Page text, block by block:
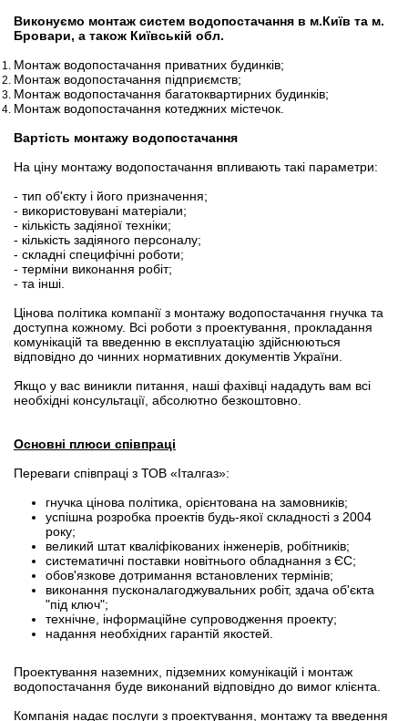
Виконуємо монтаж систем водопостачання в м.Київ та м.
Бровари, а також Київській обл.
Монтаж водопостачання приватних будинків;
Монтаж водопостачання підприємств;
Монтаж водопостачання багатоквартирних будинків;
Монтаж водопостачання котеджних містечок.
Вартість монтажу водопостачання
На ціну монтажу водопостачання впливають такі параметри:
- тип об'єкту і його призначення;
- використовувані матеріали;
- кількість задіяної техніки;
- кількість задіяного персоналу;
- складні специфічні роботи;
- терміни виконання робіт;
- та інші.
Цінова політика компанії з монтажу водопостачання гнучка та
доступна кожному. Всі роботи з проектування, прокладання
комунікацій та введенню в експлуатацію здійснюються
відповідно до чинних нормативних документів України.
Якщо у вас виникли питання, наші фахівці нададуть вам всі
необхідні консультації, абсолютно безкоштовно.
Основні плюси співпраці
Переваги співпраці з ТОВ «Італгаз»:
гнучка цінова політика, орієнтована на замовників;
успішна розробка проектів будь-якої складності з 2004
року;
великий штат кваліфікованих інженерів, робітників;
систематичні поставки новітнього обладнання з ЄС;
обов'язкове дотримання встановлених термінів;
виконання пусконалагоджувальних робіт, здача об'єкта
"під ключ";
технічне, інформаційне супроводження проекту;
надання необхідних гарантій якостей.
Проектування наземних, підземних комунікацій і монтаж
водопостачання буде виконаний відповідно до вимог клієнта.
Компанія надає послуги з проектування, монтажу та введення